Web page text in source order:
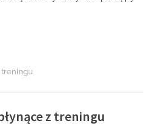
treningu
z treningu